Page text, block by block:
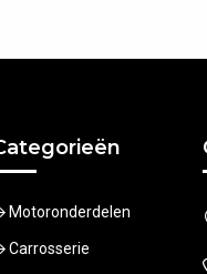
Motoronderdelen
Carrosserie